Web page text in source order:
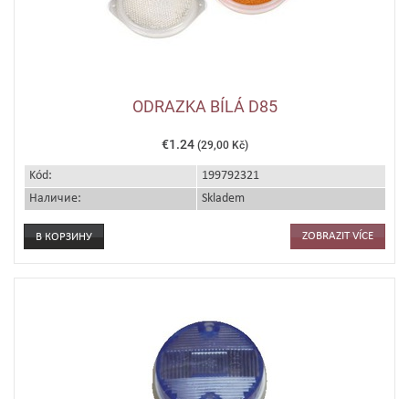
ODRAZKA BÍLÁ D85
€1.24 (29,00 Kč)
Kód:
199792321
Наличие:
Skladem
ZOBRAZIT VÍCE